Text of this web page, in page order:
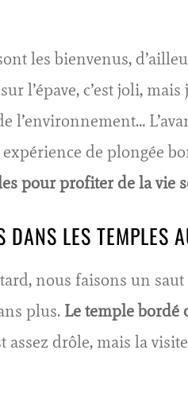
les bienvenus,
l’épave, c’est joli,
l’environnement…
de plongée
pour profiter de la vie
DANS LES TEMPLES
nous faisons un
plus. Le temple bordé
assez drôle, mais la